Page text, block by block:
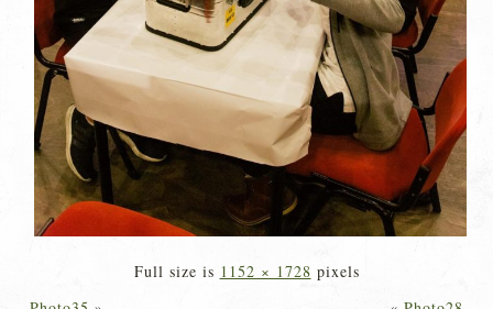
Full size is 1152 × 1728 pixels